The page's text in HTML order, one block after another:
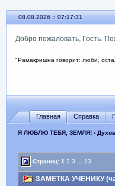
08.08.2026 :: 07:17:32
Добро пожаловать, Гость.
"Рамакришна говорит: люби,
Главная Справка
Я ЛЮБЛЮ ТЕБЯ, ЗЕМЛЯ!›
Страниц:1 2 3 13
ЗАМЕТКА УЧЕНИКУ